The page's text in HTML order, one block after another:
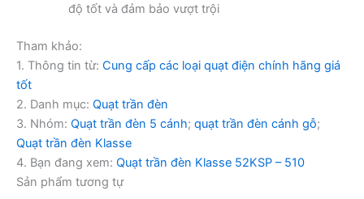
độ tốt và đảm bảo vượt trội
Tham khảo:
1. Thông tin từ: Cung cấp các loại quạt điện chính hãng giá
tốt
2. Danh mục: Quạt trần đèn
3. Nhóm: Quạt trần đèn 5 cánh; quạt trần đèn cánh gỗ;
Quạt trần đèn Klasse
4. Bạn đang xem: Quạt trần đèn Klasse 52KSP – 510
Sản phẩm tương tự